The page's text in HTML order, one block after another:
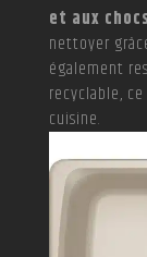
et aux
nettoyer
également
recyclable,
cuisine.